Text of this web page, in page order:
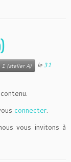
1 (atelier A) le31
connecter.
vous invitons à